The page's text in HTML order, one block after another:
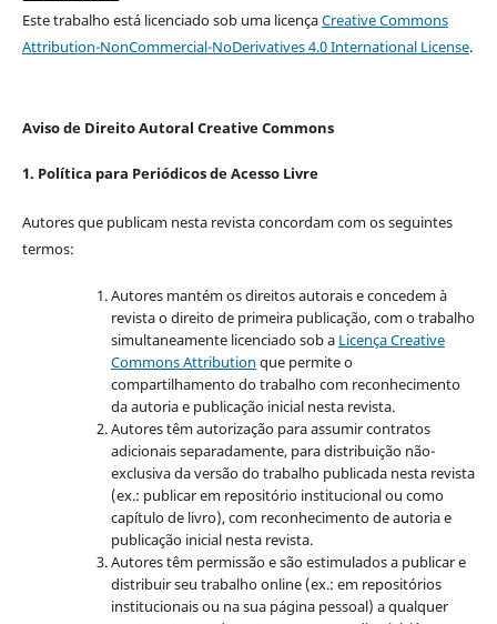
Este trabalho está licenciado sob uma licençaCreative Commons
Attribution-NonCommercial-NoDerivatives 4.0 International License.
Aviso de Direito Autoral Creative Commons
1. Política para Periódicos de Acesso Livre
Autores que publicam nesta revista concordam com os seguintes
termos:
Autores mantém os direitos autorais e concedem à
revista o direito de primeira publicação, com o trabalho
simultaneamente licenciado sob a Licença Creative
Commons Attribution que permite o
compartilhamento do trabalho com reconhecimento
da autoria e publicação inicial nesta revista.
Autores têm autorização para assumir contratos
adicionais separadamente, para distribuição não-
exclusiva da versão do trabalho publicada nesta revista
(ex.: publicar em repositório institucional ou como
capítulo de livro), com reconhecimento de autoria e
publicação inicial nesta revista.
Autores têm permissão e são estimulados a publicar e
distribuir seu trabalho online (ex.: em repositórios
institucionais ou na sua página pessoal) a qualquer